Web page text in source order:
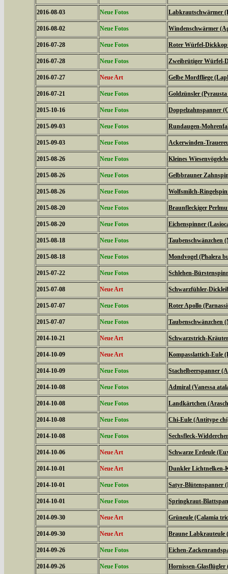
2016-08-03 Neue Fotos Labkrautschwärmer
2016-08-02 Neue Fotos Windenschwärmer
2016-07-28 Neue Fotos Roter Würfel-
2016-07-28 Neue Fotos Zweibrütiger Würfel-
2016-07-27 Neue Art Gelbe Mordfliege
2016-07-21 Neue Fotos Goldzünsler
2015-10-16 Neue Fotos Doppelzahnspanner
2015-09-03 Neue Fotos Rundaugen-
2015-09-03 Neue Fotos Ackerwinden-
2015-08-26 Neue Fotos Kleines
2015-08-26 Neue Fotos Gelbbrauner
2015-08-26 Neue Fotos Wolfsmilch-
2015-08-20 Neue Fotos Braunfleckiger
2015-08-20 Neue Fotos Eichenspinner
2015-08-18 Neue Fotos Taubenschwänzchen
2015-08-18 Neue Fotos Mondvogel (Phalera
2015-07-22 Neue Fotos Schlehen-
2015-07-08 Neue Art Schwarzfühler-
2015-07-07 Neue Fotos Roter Apollo
2015-07-07 Neue Fotos Taubenschwänzchen
2014-10-21 Neue Art Schwarzstrich-
2014-10-09 Neue Art Kompasslattich-Eule
2014-10-09 Neue Fotos Stachelbeerspanner
2014-10-08 Neue Fotos Admiral (Vanessa
2014-10-08 Neue Fotos Landkärtchen
2014-10-08 Neue Fotos Chi-Eule (Antitype
2014-10-08 Neue Fotos Sechsfleck-
2014-10-06 Neue Art Schwarze Erdeule
2014-10-01 Neue Art Dunkler Lichtnelken-
2014-10-01 Neue Fotos Satyr-Blütenspanner
2014-10-01 Neue Fotos Springkraut-
2014-09-30 Neue Art Grüneule (Calamia
2014-09-30 Neue Art Braune Labkrauteule
2014-09-26 Neue Fotos Eichen-
2014-09-26 Neue Fotos Hornissen-Glasflügler